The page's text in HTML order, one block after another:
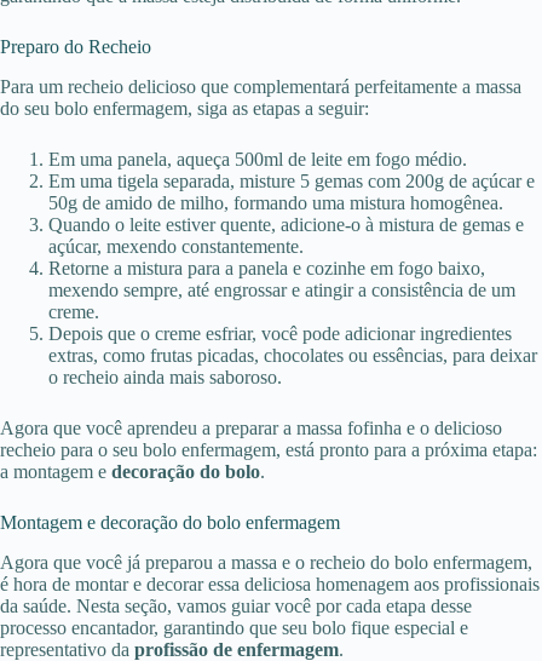
Preparo do Recheio
Para um recheio delicioso que complementará perfeitamente a massa
do seu bolo enfermagem, siga as etapas a seguir:
Em uma panela, aqueça 500ml de leite em fogo médio.
Em uma tigela separada, misture 5 gemas com 200g de açúcar e
50g de amido de milho, formando uma mistura homogênea.
Quando o leite estiver quente, adicione-o à mistura de gemas e
açúcar, mexendo constantemente.
Retorne a mistura para a panela e cozinhe em fogo baixo,
mexendo sempre, até engrossar e atingir a consistência de um
creme.
Depois que o creme esfriar, você pode adicionar ingredientes
extras, como frutas picadas, chocolates ou essências, para deixar
o recheio ainda mais saboroso.
Agora que você aprendeu a preparar a massa fofinha e o delicioso
recheio para o seu bolo enfermagem, está pronto para a próxima etapa:
a montagem e decoração do bolo.
Montagem e decoração do bolo enfermagem
Agora que você já preparou a massa e o recheio do bolo enfermagem,
é hora de montar e decorar essa deliciosa homenagem aos profissionais
da saúde. Nesta seção, vamos guiar você por cada etapa desse
processo encantador, garantindo que seu bolo fique especial e
representativo da profissão de enfermagem.